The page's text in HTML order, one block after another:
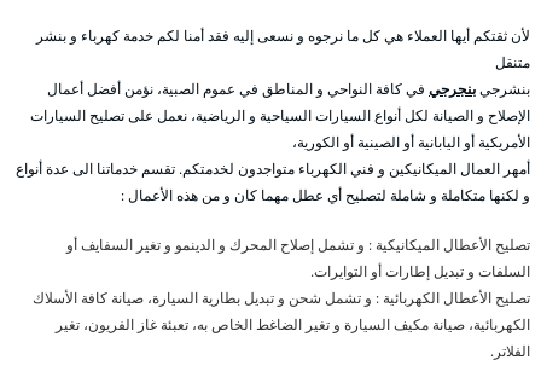
لأن ثقتكم أيها العملاء هي كل ما نرجوه و نسعى إليه فقد أمنا لكم خدمة كهرباء و بنشر
متنقل
بنشرجيبنجرجي في كافة النواحي و المناطق في عموم الصبية، نؤمن أفضل أعمال
الإصلاح و الصيانة لكل أنواع السيارات السياحية و الرياضية، نعمل على تصليح السيارات
الأمريكية أو اليابانية أو الصينية أو الكورية،
أمهر العمال الميكانيكين و فني الكهرباء متواجدون لخدمتكم. تقسم خدماتنا الى عدة أنواع
و لكنها متكاملة و شاملة لتصليح أي عطل مهما كان و من هذه الأعمال :
تصليح الأعطال الميكانيكية : و تشمل إصلاح المحرك و الدينمو و تغير السفايف أو
السلفات و تبديل إطارات أو التوايرات.
تصليح الأعطال الكهربائية : و تشمل شحن و تبديل بطارية السيارة، صيانة كافة الأسلاك
الكهربائية، صيانة مكيف السيارة و تغير الضاغط الخاص به، تعبئة غاز الفريون، تغير
الفلاتر.